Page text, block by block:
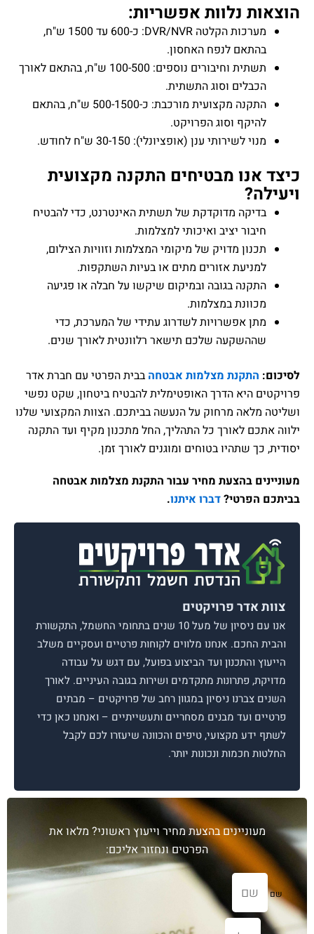
נלוות אפשריות:
מערכות הקלטה DVR/NVR: כ-600 עד 1500 ש"ח,
לנפח האחסון.
תשתית וחיבורים נוספים: 100-500 ש"ח, בהתאם לאורך
וסוג התשתית.
התקנה מקצועית מורכבת: כ-500-1500 ש"ח, בהתאם
וסוג הפרויקט.
לשירותי ענן (אופציונלי): 30-150 ש"ח לחודש.
מבטיחים התקנה מקצועית
מדוקדקת של תשתית האינטרנט, כדי להבטיח
יציב ואיכותי למצלמות.
מדויק של מיקומי המצלמות וזוויות הצילום,
אזורים מתים או בעיות השתקפות.
בגובה ובמיקום שיקשו על חבלה או פגיעה
במצלמות.
אפשרויות לשדרוג עתידי של המערכת, כדי
שלכם תישאר רלוונטית לאורך שנים.
התקנת מצלמות אבטחהבבית הפרטי עם חברת אדר
היא הדרך האופטימלית להבטיח ביטחון, שקט נפשי
מרחוק על הנעשה בביתכם. הצוות המקצועי שלנו
לאורך כל התהליך, החל מתכנון מקיף ועד התקנה
שתהיו בטוחים ומוגנים לאורך זמן.
בהצעת מחיר עבור התקנת מצלמות אבטחה
דברו איתנו.
אדר פרויקטים
אנו עם ניסיון של מעל 10 שנים בתחומי החשמל, התקשורת
החכם. אנחנו מלווים לקוחות פרטיים ועסקיים משלב
והתכנון ועד הביצוע בפועל, עם דגש על עבודה
פתרונות מתקדמים ושירות בגובה העיניים. לאורך
צברנו ניסיון במגוון רחב של פרויקטים – מבתים
ועד מבנים מסחריים ותעשייתיים – ואנחנו כאן כדי
מקצועי, טיפים והכוונה שיעזרו לכם לקבל
חכמות ונכונות יותר.
בהצעת מחיר וייעוץ ראשוני? מלאו את
הפרטים ונחזור אליכם: